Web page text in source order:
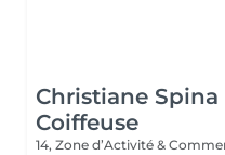
Christiane
Coiffeuse
14, Zone d’Activité &